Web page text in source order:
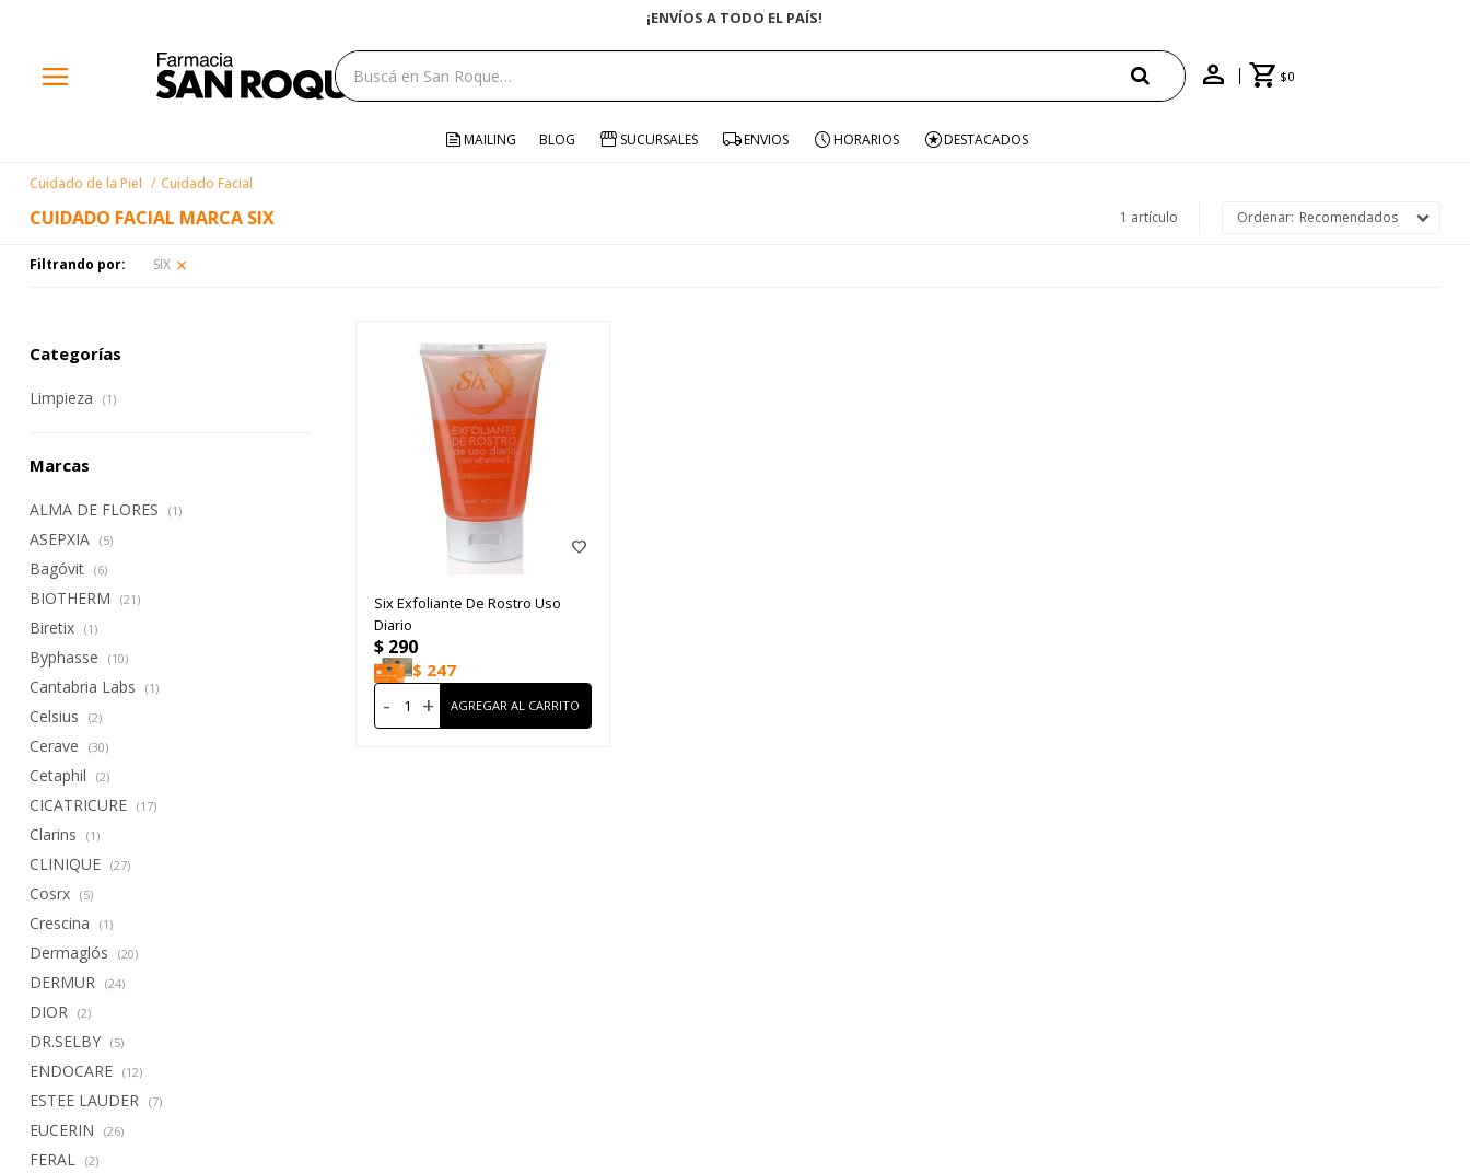
ENVÍO GRATIS EN COMPRAS +$1500 CON CUPÓN "ENVÍO"
menu $0
MAILING BLOG SUCURSALES ENVIOS HORARIOS DESTACADOS
Cuidado de la Piel Cuidado Facial
CUIDADO FACIAL MARCA SIX 1 artículo Recomendados
Filtrando por: SIX
Six Exfoliante De Rostro Uso
Diario
$ 290
$ 247
- +
Categorías
Limpieza (1)
Marcas
ALMA DE FLORES (1)
ASEPXIA (5)
Bagóvit (6)
BIOTHERM (21)
Biretix (1)
Byphasse (10)
Cantabria Labs (1)
Celsius (2)
Cerave (30)
Cetaphil (2)
CICATRICURE (17)
Clarins (1)
CLINIQUE (27)
Cosrx (5)
Crescina (1)
Dermaglós (20)
DERMUR (24)
DIOR (2)
DR.SELBY (5)
ENDOCARE (12)
ESTEE LAUDER (7)
EUCERIN (26)
FERAL (2)
close
storefront
help